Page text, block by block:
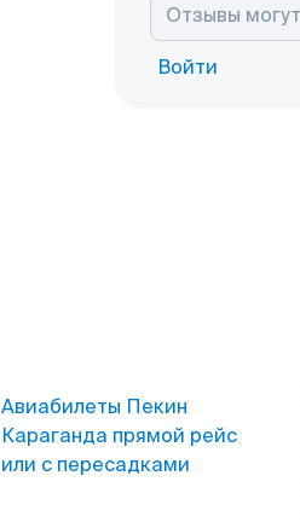
Войти
Авиабилеты Пекин
Караганда прямой рейс
или с пересадками